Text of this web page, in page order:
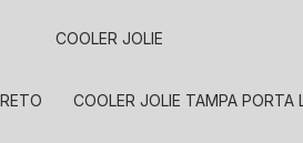
COOLER JOLIE
COOLER JOLIE TAMPA